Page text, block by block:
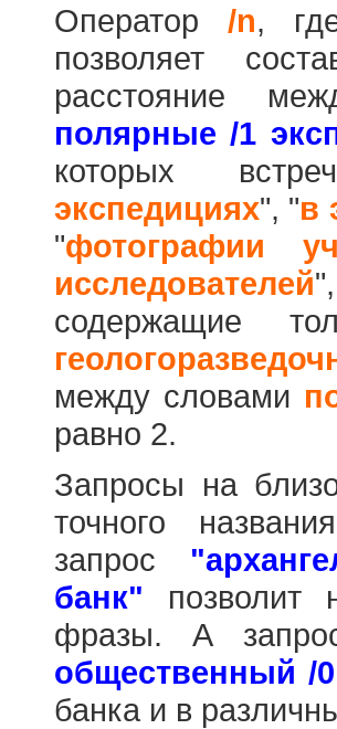
Оператор/n,
позволяет
расстояние
полярные /1
которых
экспедициях", "в
"фотографии
исследователей
содержащие
между словами
равно 2.
Запросы на
точного
запрос
банк" позволит
фразы. А
общественный /
банка и в